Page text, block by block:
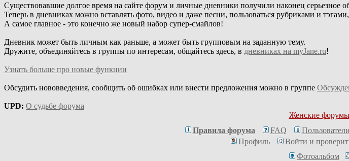
Существовавшие долгое время на сайте форум и личные дневники получили наконец серьезное
Теперь в дневниках можно вставлять фото, видео и даже песни, пользоваться рубриками и
А самое главное - это конечно же новый набор супер-смайлов!
Дневник может быть личным как раньше, а может быть групповым на заданную тему.
Дружите, объединяйтесь в группы по интересам, общайтесь здесь, в дневниках на myJane.ru!
Узнать больше про новые функции
Обсудить нововведения, сообщить об ошибках или внести предложения можно в группе
UPD: О судьбе форума
Женские форумы
Правила форума
FAQ Пользователи
Профиль
Войти и
Фотоальбом